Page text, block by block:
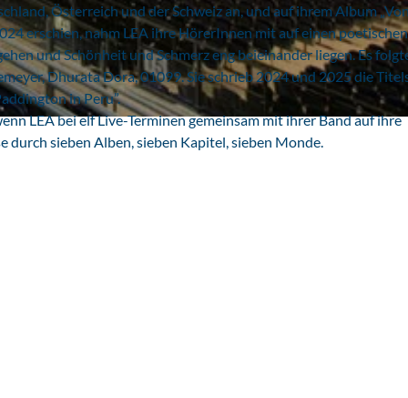
Österreich und der Schweiz an, und auf ihrem Album
erschien, nahm LEA ihre HörerInnen mit auf einen
und Schönheit und Schmerz eng beieinander liegen. Es
Dhurata Dora, 01099. Sie schrieb 2024 und 2025 die
in Peru”.
LEA bei elf Live-Terminen gemeinsam mit ihrer Band auf ihre
durch sieben Alben, sieben Kapitel, sieben Monde.